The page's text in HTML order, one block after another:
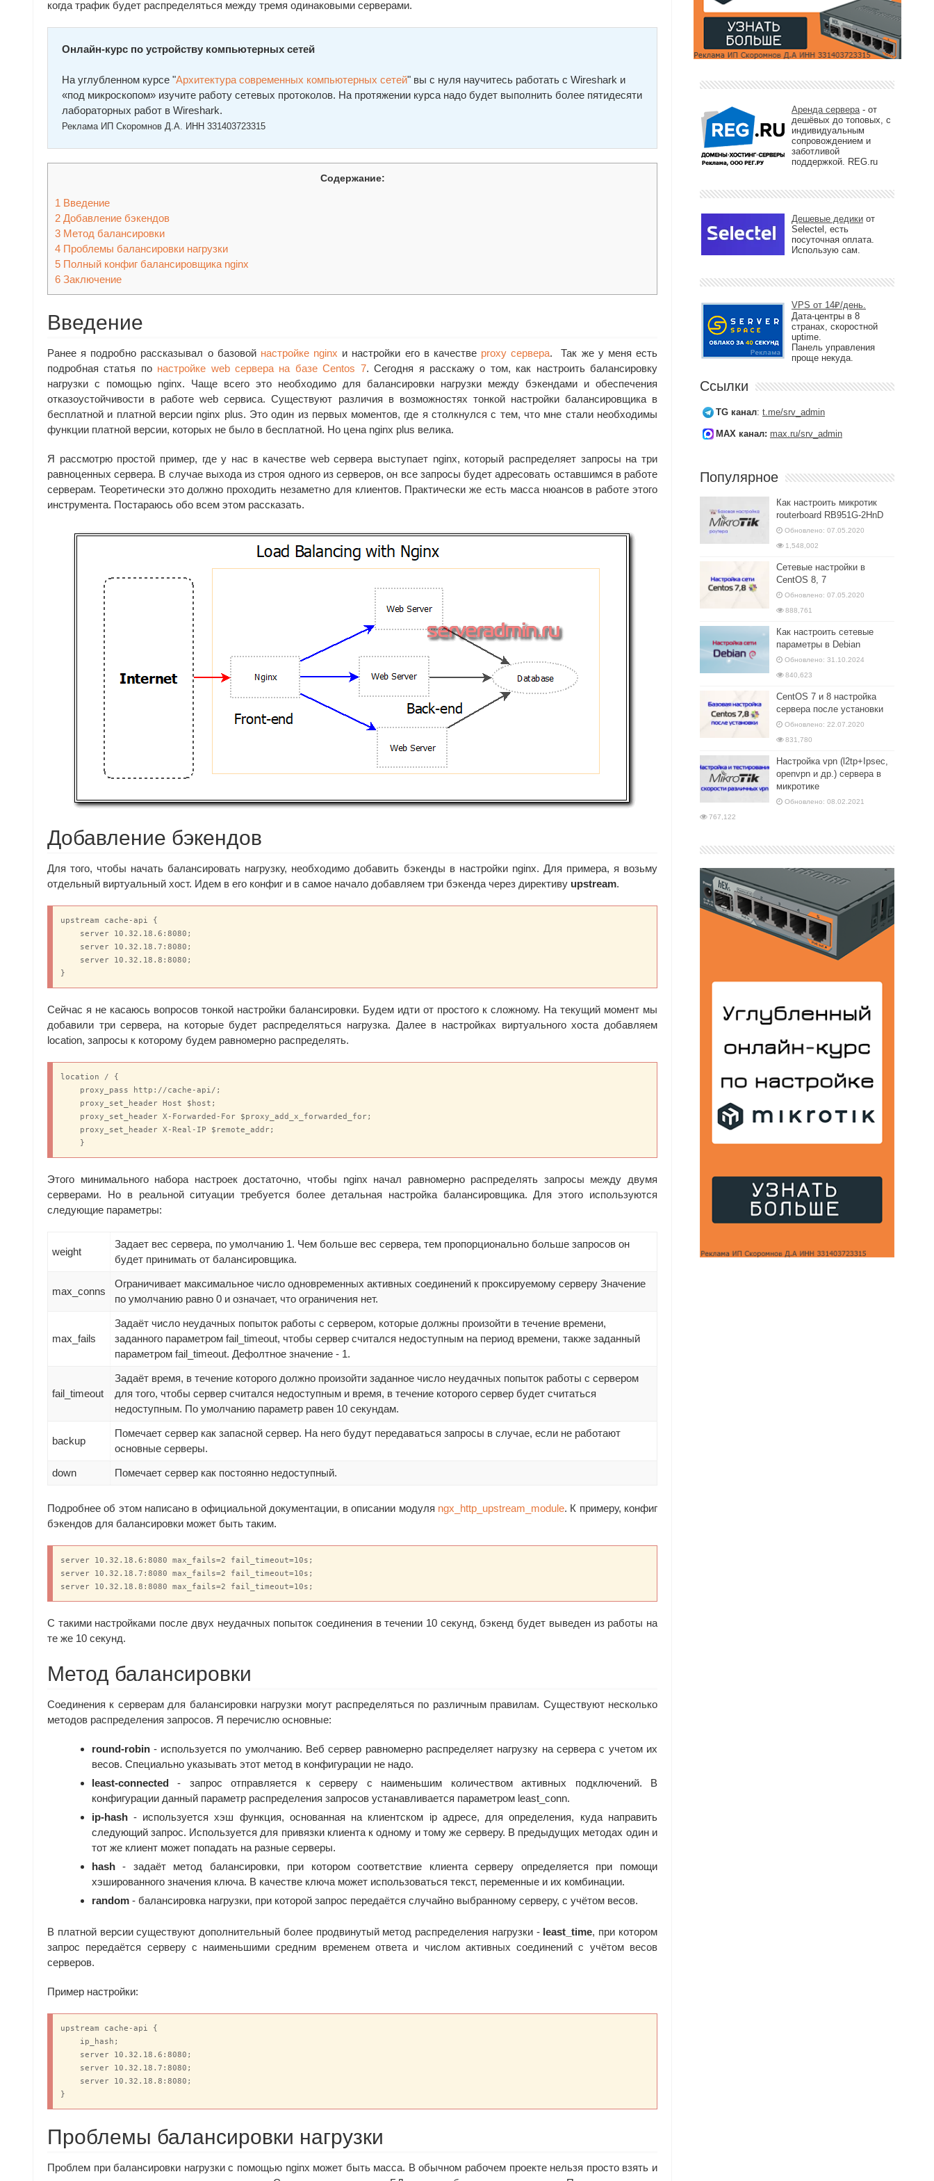
когда трафик будет распределяться между тремя одинаковыми серверами.
Онлайн-курс по устройству компьютерных сетей
На углубленном курсе "Архитектура современных компьютерных сетей" вы с нуля научитесь работать с Wireshark и
«под микроскопом» изучите работу сетевых протоколов. На протяжении курса надо будет выполнить более пятидесяти
лабораторных работ в Wireshark.
Реклама ИП Скоромнов Д.А. ИНН 331403723315
Содержание:
1 Введение
2 Добавление бэкендов
3 Метод балансировки
4 Проблемы балансировки нагрузки
5 Полный конфиг балансировщика nginx
6 Заключение
Введение
Ранее я подробно рассказывал о базовой настройке nginx и настройки его в качестве proxy сервера. Так же у меня есть
подробная статья по настройке web сервера на базе Centos 7. Сегодня я расскажу о том, как настроить балансировку
нагрузки с помощью nginx. Чаще всего это необходимо для балансировки нагрузки между бэкендами и обеспечения
отказоустойчивости в работе web сервиса. Существуют различия в возможностях тонкой настройки балансировщика в
бесплатной и платной версии nginx plus. Это один из первых моментов, где я столкнулся с тем, что мне стали необходимы
функции платной версии, которых не было в бесплатной. Но цена nginx plus велика.
Я рассмотрю простой пример, где у нас в качестве web сервера выступает nginx, который распределяет запросы на три
равноценных сервера. В случае выхода из строя одного из серверов, он все запросы будет адресовать оставшимся в работе
серверам. Теоретически это должно проходить незаметно для клиентов. Практически же есть масса нюансов в работе этого
инструмента. Постараюсь обо всем этом рассказать.
Добавление бэкендов
Для того, чтобы начать балансировать нагрузку, необходимо добавить бэкенды в настройки nginx. Для примера, я возьму
отдельный виртуальный хост. Идем в его конфиг и в самое начало добавляем три бэкенда через директиву upstream.
upstream cache-api {
    server 10.32.18.6:8080;
    server 10.32.18.7:8080;
    server 10.32.18.8:8080;
}
Сейчас я не касаюсь вопросов тонкой настройки балансировки. Будем идти от простого к сложному. На текущий момент мы
добавили три сервера, на которые будет распределяться нагрузка. Далее в настройках виртуального хоста добавляем
location, запросы к которому будем равномерно распределять.
location / {
    proxy_pass http://cache-api/;
    proxy_set_header Host $host;
    proxy_set_header X-Forwarded-For $proxy_add_x_forwarded_for;
    proxy_set_header X-Real-IP $remote_addr;
    }
Этого минимального набора настроек достаточно, чтобы nginx начал равномерно распределять запросы между двумя
серверами. Но в реальной ситуации требуется более детальная настройка балансировщика. Для этого используются
следующие параметры:
weight
Задает вес сервера, по умолчанию 1. Чем больше вес сервера, тем пропорционально больше запросов он
будет принимать от балансировщика.
max_conns
Ограничивает максимальное число одновременных активных соединений к проксируемому серверу Значение
по умолчанию равно 0 и означает, что ограничения нет.
max_fails
Задаёт число неудачных попыток работы с сервером, которые должны произойти в течение времени,
заданного параметром fail_timeout, чтобы сервер считался недоступным на период времени, также заданный
параметром fail_timeout. Дефолтное значение - 1.
fail_timeout
Задаёт время, в течение которого должно произойти заданное число неудачных попыток работы с сервером
для того, чтобы сервер считался недоступным и время, в течение которого сервер будет считаться
недоступным. По умолчанию параметр равен 10 секундам.
backup
Помечает сервер как запасной сервер. На него будут передаваться запросы в случае, если не работают
основные серверы.
down Помечает сервер как постоянно недоступный.
Подробнее об этом написано в официальной документации, в описании модуля ngx_http_upstream_module. К примеру, конфиг
бэкендов для балансировки может быть таким.
server 10.32.18.6:8080 max_fails=2 fail_timeout=10s;
server 10.32.18.7:8080 max_fails=2 fail_timeout=10s;
server 10.32.18.8:8080 max_fails=2 fail_timeout=10s;
С такими настройками после двух неудачных попыток соединения в течении 10 секунд, бэкенд будет выведен из работы на
те же 10 секунд.
Метод балансировки
Соединения к серверам для балансировки нагрузки могут распределяться по различным правилам. Существуют несколько
методов распределения запросов. Я перечислю основные:
round-robin- используется по умолчанию. Веб сервер равномерно распределяет нагрузку на сервера с учетом их
весов. Специально указывать этот метод в конфигурации не надо.
least-connected- запрос отправляется к серверу с наименьшим количеством активных подключений. В
конфигурации данный параметр распределения запросов устанавливается параметром least_conn.
ip-hash- используется хэш функция, основанная на клиентском ip адресе, для определения, куда направить
следующий запрос. Используется для привязки клиента к одному и тому же серверу. В предыдущих методах один и
тот же клиент может попадать на разные серверы.
hash- задаёт метод балансировки, при котором соответствие клиента серверу определяется при помощи
хэшированного значения ключа. В качестве ключа может использоваться текст, переменные и их комбинации.
random- балансировка нагрузки, при которой запрос передаётся случайно выбранному серверу, с учётом весов.
В платной версии существуют дополнительный более продвинутый метод распределения нагрузки - least_time, при котором
запрос передаётся серверу с наименьшими средним временем ответа и числом активных соединений с учётом весов
серверов.
Пример настройки:
upstream cache-api {
    ip_hash;
    server 10.32.18.6:8080;
    server 10.32.18.7:8080;
    server 10.32.18.8:8080;
}
Проблемы балансировки нагрузки
Проблем при балансировки нагрузки с помощью nginx может быть масса. В обычном рабочем проекте нельзя просто взять и
Аренда сервера- от
дешёвых до топовых, с
индивидуальным
сопровождением и
заботливой
поддержкой. REG.ru
Дешевые дедики от
Selectel, есть
посуточная оплата.
Использую сам.
VPS от 14₽/день.
Дата-центры в 8
странах, скоростной
uptime.
Панель управления
проще некуда.
Ссылки
TG канал: t.me/srv_admin
MAX канал: max.ru/srv_admin
Популярное
Как настроить микротик
routerboard RB951G-2HnD
Обновлено: 07.05.2020
1,548,002
Сетевые настройки в
CentOS 8, 7
Обновлено: 07.05.2020
888,761
Как настроить сетевые
параметры в Debian
Обновлено: 31.10.2024
840,623
CentOS 7 и 8 настройка
сервера после установки
Обновлено: 22.07.2020
831,780
Настройка vpn (l2tp+Ipsec,
openvpn и др.) сервера в
микротике
Обновлено: 08.02.2021
767,122